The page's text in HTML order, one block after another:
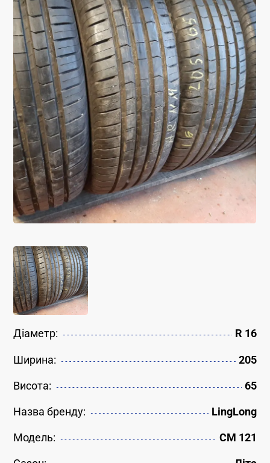
Діаметр: R 16
Ширина: 205
Висота: 65
Назва бренду: LingLong
Модель: CM 121